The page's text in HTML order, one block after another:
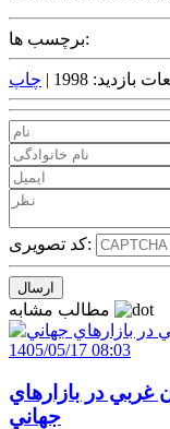
برچسب ها:
بازدید: 1998 | چاپ
کد تصویری:
1405/05/17 08:03
غربي در بازارهاي
جهاني